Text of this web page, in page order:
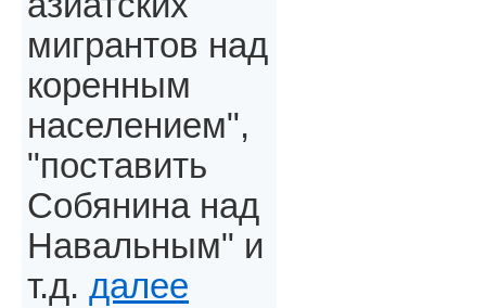
мигрантов над
коренным
населением",
"поставить
Собянина над
Навальным" и
т.д. далее